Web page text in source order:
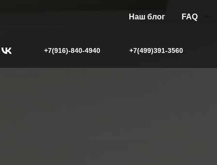
Наш блог FAQ
+7(916)-840-4940 +7(499)391-3560